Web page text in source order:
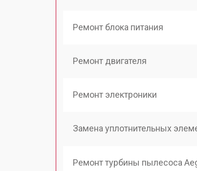
Ремонт блока питания
Ремонт двигателя
Ремонт электроники
Замена уплотнительных
Ремонт турбины пылесоса